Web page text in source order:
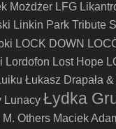
Możdżer LFG
Linkin Park Tribute
LOCK DOWN
Lordofon Lost Hope
Łukasz Drapała
Lunacy Łydka
M. Others Maciek